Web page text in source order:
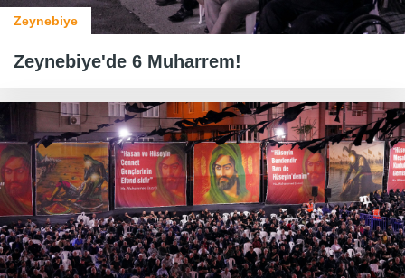
Zeynebiye
Zeynebiye'de 6 Muharrem!